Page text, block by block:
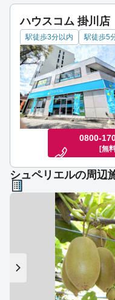
ハウスコム 掛川店
駅徒歩3分以内 駅徒歩5
0800-
[無
シュペリエルの周辺